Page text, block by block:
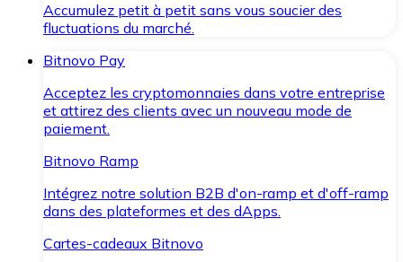
Accumulez petit à petit sans vous soucier des
fluctuations du marché.
Bitnovo Pay
Acceptez les cryptomonnaies dans votre entreprise
et attirez des clients avec un nouveau mode de
paiement.
Bitnovo Ramp
Intégrez notre solution B2B d'on-ramp et d'off-ramp
dans des plateformes et des dApps.
Cartes-cadeaux Bitnovo